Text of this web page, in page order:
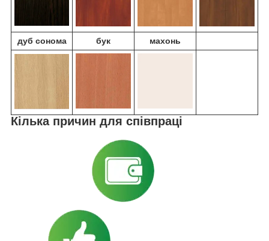
дуб сонома бук махонь
Кілька причин для співпраці